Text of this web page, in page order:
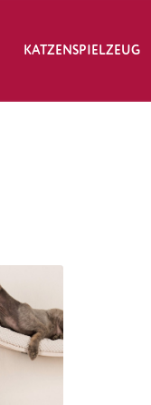
KATZENSPIELZEUG